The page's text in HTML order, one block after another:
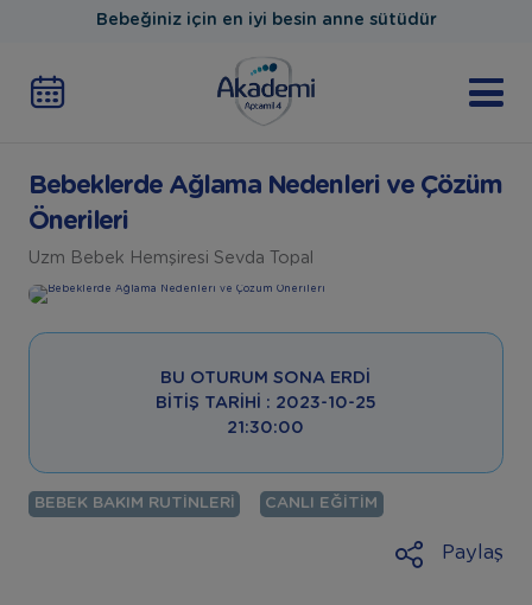
Bebeğiniz için en iyi besin anne sütüdür
Bebeklerde Ağlama Nedenleri ve Çözüm
Önerileri
Uzm Bebek Hemşiresi Sevda Topal
BU OTURUM SONA ERDI
BITIŞ TARIHI : 2023-10-25
21:30:00
BEBEK BAKIM RUTINLERI CANLI EĞITIM
Paylaş